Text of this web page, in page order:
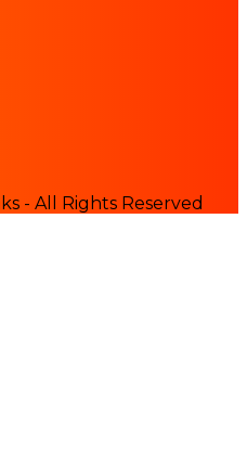
- All Rights Reserved